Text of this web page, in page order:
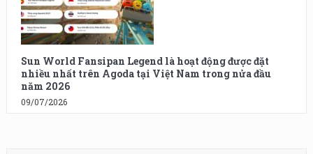
Sun World Fansipan Legend là hoạt động được đặt
nhiều nhất trên Agoda tại Việt Nam trong nửa đầu
năm 2026
09/07/2026